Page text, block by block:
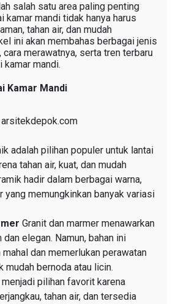
salah satu area paling penting
kamar mandi tidak hanya harus
tahan air, dan mudah
ini akan membahas berbagai jenis
cara merawatnya, serta tren terbaru
kamar mandi.
Kamar Mandi
arsitekdepok.com
adalah pilihan populer untuk lantai
tahan air, kuat, dan mudah
hadir dalam berbagai warna,
yang memungkinkan banyak variasi
Granit dan marmer menawarkan
elegan. Namun, bahan ini
dan memerlukan perawatan
mudah bernoda atau licin.
pilihan favorit karena
tahan air, dan tersedia